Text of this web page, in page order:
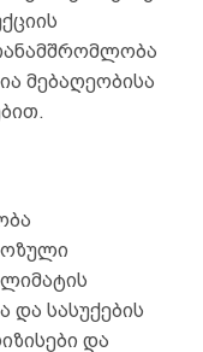
მებაღეობისა
სასუქების
და